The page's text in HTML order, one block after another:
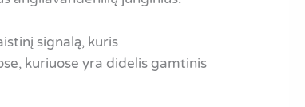
signalą, kuris
kuriuose yra didelis gamtinis